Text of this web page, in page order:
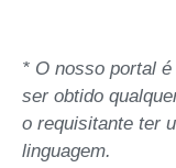
* O nosso portal
ser obtido
o requisitante ter
linguagem.